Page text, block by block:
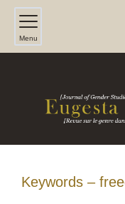
Menu
Keywords –